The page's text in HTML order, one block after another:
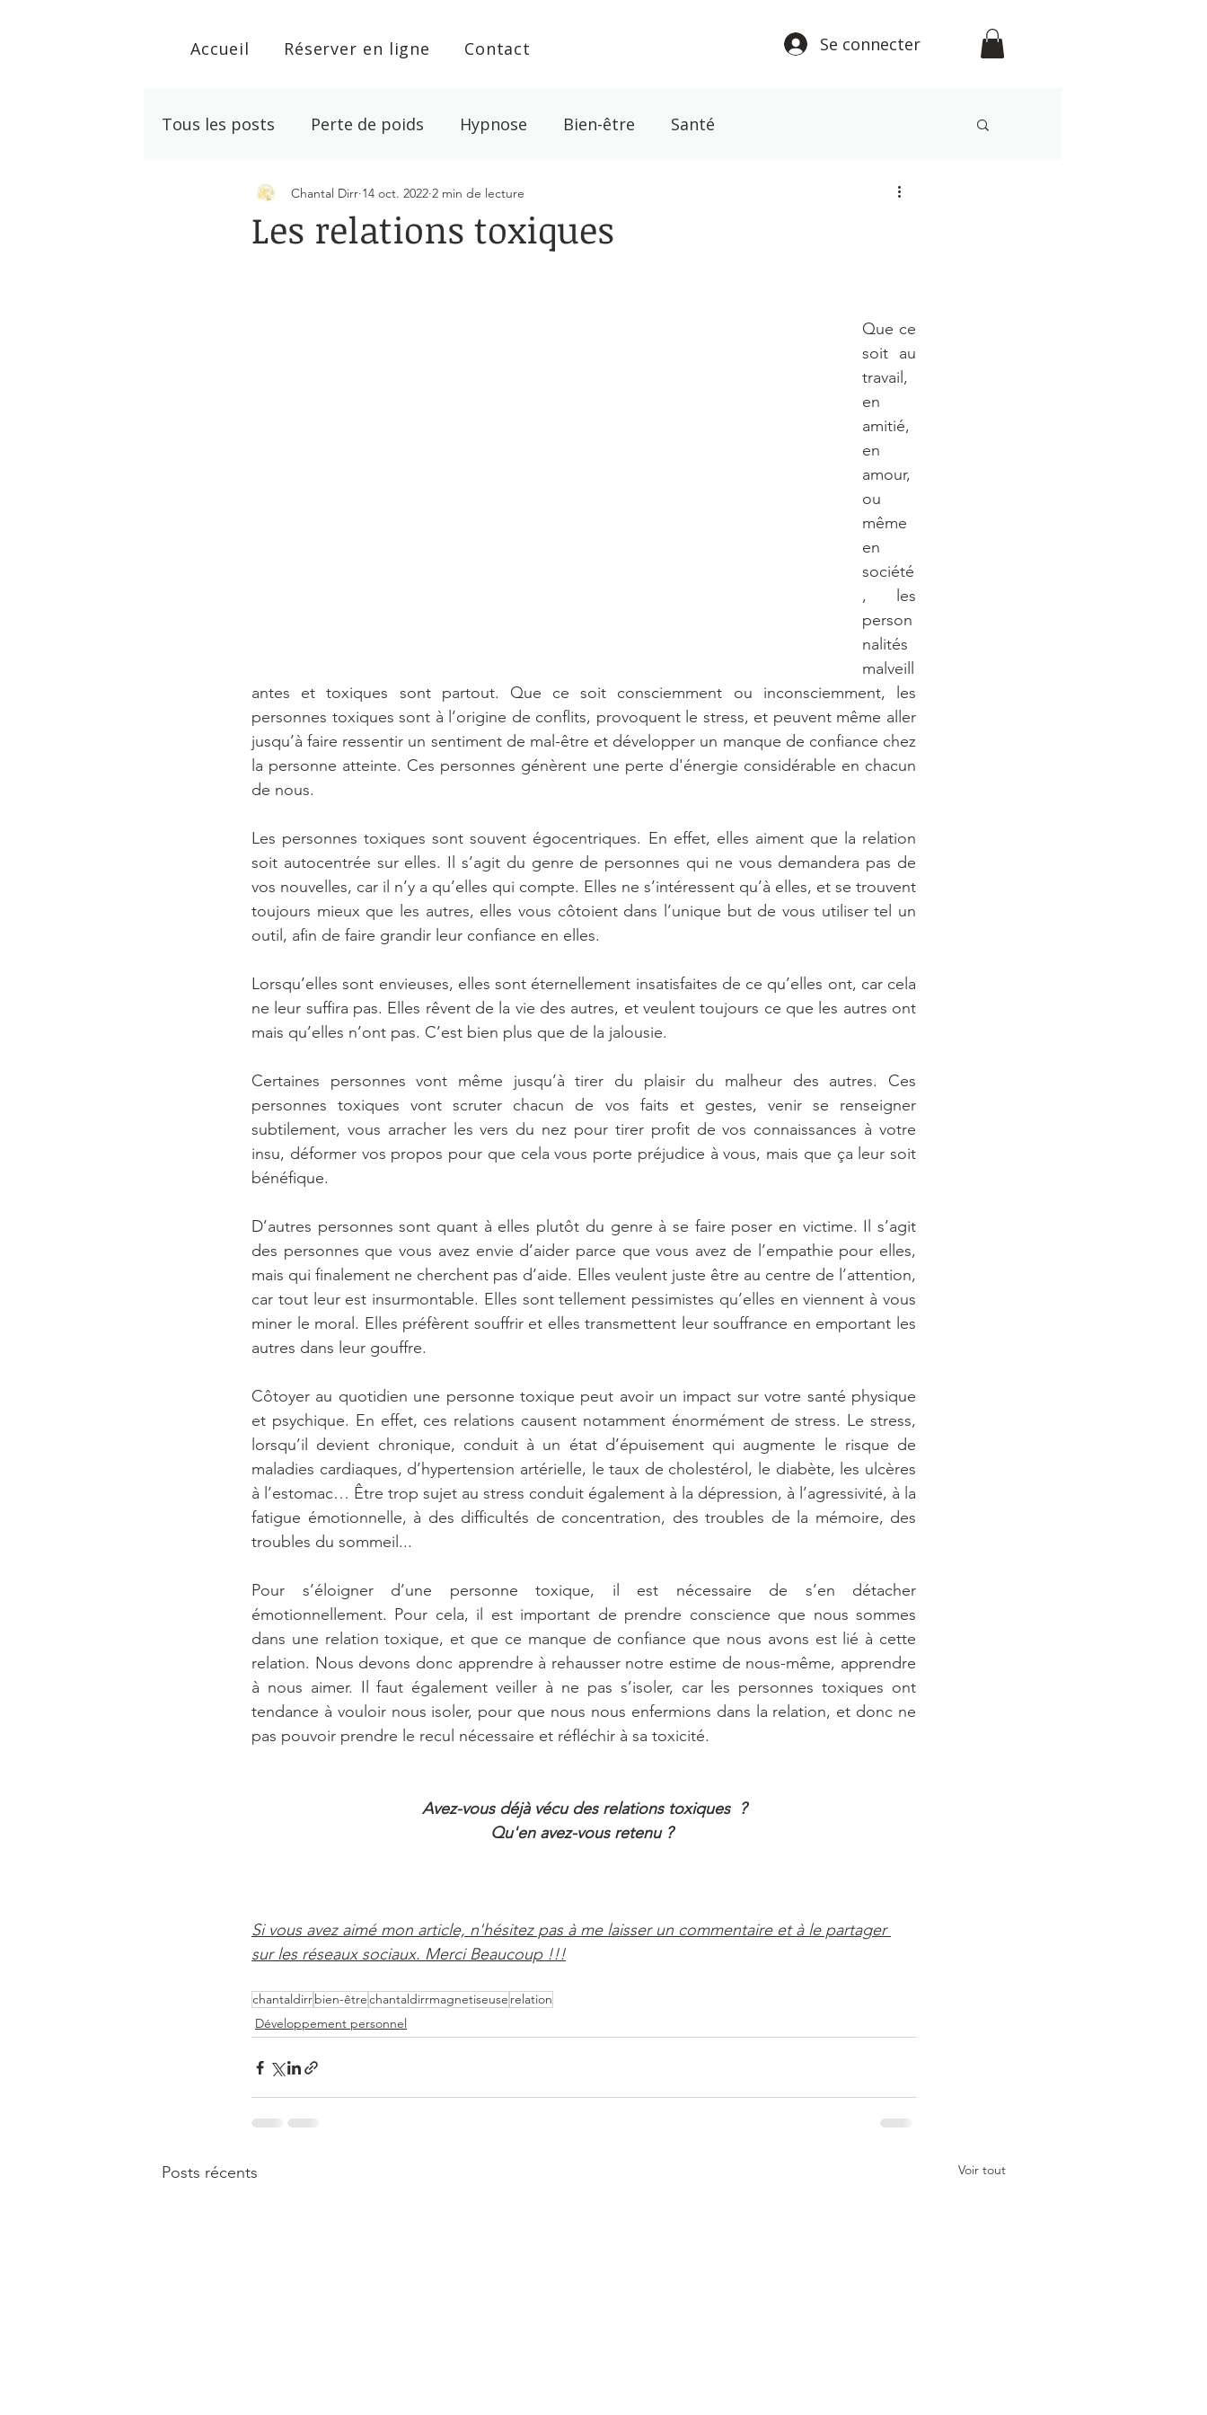
Accueil Réserver en ligne Contact Se connecter
Tous les posts Perte de poids Hypnose Bien-être Santé
Développement personnel Croyance
Les relations toxiques
Chantal Dirr 14 oct. 2022 2 min de lecture
Que ce
soit au
travail,
en
amitié,
en
amour,
ou
même
en
société
, les
person
nalités
malveill
antes et toxiques sont partout. Que ce soit consciemment ou inconsciemment, les
personnes toxiques sont à l’origine de conflits, provoquent le stress, et peuvent même aller
jusqu’à faire ressentir un sentiment de mal-être et développer un manque de confiance chez
la personne atteinte. Ces personnes génèrent une perte d'énergie considérable en chacun
de nous.
Les personnes toxiques sont souvent égocentriques. En effet, elles aiment que la relation
soit autocentrée sur elles. Il s’agit du genre de personnes qui ne vous demandera pas de
vos nouvelles, car il n’y a qu’elles qui compte. Elles ne s’intéressent qu’à elles, et se trouvent
toujours mieux que les autres, elles vous côtoient dans l’unique but de vous utiliser tel un
outil, afin de faire grandir leur confiance en elles.
Lorsqu’elles sont envieuses, elles sont éternellement insatisfaites de ce qu’elles ont, car cela
ne leur suffira pas. Elles rêvent de la vie des autres, et veulent toujours ce que les autres ont
mais qu’elles n’ont pas. C’est bien plus que de la jalousie.
Certaines personnes vont même jusqu’à tirer du plaisir du malheur des autres. Ces
personnes toxiques vont scruter chacun de vos faits et gestes, venir se renseigner
subtilement, vous arracher les vers du nez pour tirer profit de vos connaissances à votre
insu, déformer vos propos pour que cela vous porte préjudice à vous, mais que ça leur soit
bénéfique.
D’autres personnes sont quant à elles plutôt du genre à se faire poser en victime. Il s’agit
des personnes que vous avez envie d’aider parce que vous avez de l’empathie pour elles,
mais qui finalement ne cherchent pas d’aide. Elles veulent juste être au centre de l’attention,
car tout leur est insurmontable. Elles sont tellement pessimistes qu’elles en viennent à vous
miner le moral. Elles préfèrent souffrir et elles transmettent leur souffrance en emportant les
autres dans leur gouffre.
Côtoyer au quotidien une personne toxique peut avoir un impact sur votre santé physique
et psychique. En effet, ces relations causent notamment énormément de stress. Le stress,
lorsqu’il devient chronique, conduit à un état d’épuisement qui augmente le risque de
maladies cardiaques, d’hypertension artérielle, le taux de cholestérol, le diabète, les ulcères
à l’estomac… Être trop sujet au stress conduit également à la dépression, à l’agressivité, à la
fatigue émotionnelle, à des difficultés de concentration, des troubles de la mémoire, des
troubles du sommeil...
Pour s’éloigner d’une personne toxique, il est nécessaire de s’en détacher
émotionnellement. Pour cela, il est important de prendre conscience que nous sommes
dans une relation toxique, et que ce manque de confiance que nous avons est lié à cette
relation. Nous devons donc apprendre à rehausser notre estime de nous-même, apprendre
à nous aimer. Il faut également veiller à ne pas s’isoler, car les personnes toxiques ont
tendance à vouloir nous isoler, pour que nous nous enfermions dans la relation, et donc ne
pas pouvoir prendre le recul nécessaire et réfléchir à sa toxicité.
Avez-vous déjà vécu des relations toxiques  ?
Qu'en avez-vous retenu ?
Si vous avez aimé mon article, n'hésitez pas à me laisser un commentaire et à le partager
sur les réseaux sociaux. Merci Beaucoup !!!
chantaldirrbien-êtrechantaldirrmagnetiseuse relation
Développement personnel
Posts récents Voir tout